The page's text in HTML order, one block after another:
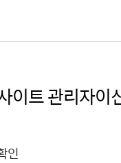
이트 관리자이
인